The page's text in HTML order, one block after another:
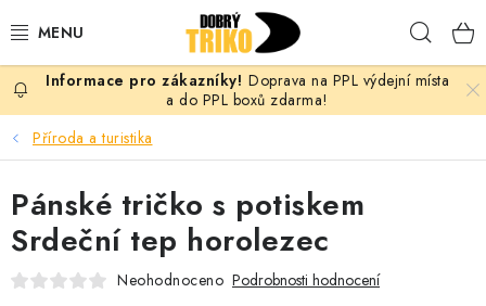
na
PRO ŽENY
PRO MUŽE
PRO DĚTI
Doprava na PPL výdejní místa
a do PPL boxů zdarma!
Příroda a turistika
Pánské tričko s potiskem
Srdeční tep horolezec
Neohodnoceno Podrobnosti hodnocení